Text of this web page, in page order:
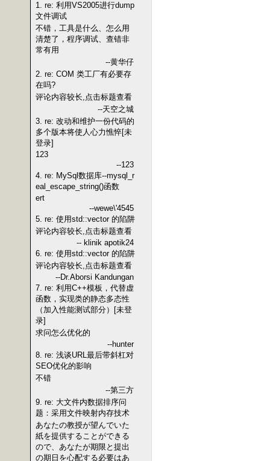
1. re: 利用VS2005进行dump
文件调试
不错，工具是什么、怎么用
清楚了，程序调试、查错非
常有用
--黄华仔
2. re: COM 类工厂有必要存
在吗?
评论内容较长,点击标题查看
--天空之城
3. re: 改动和维护一份代码的
多个版本将使人心力憔悴[未
登录]
123
--123
4. re: MySql数据库--mysql_r
eal_escape_string()函数
ert
--wewe\'4545
5. re: 使用std::vector 的陷阱
评论内容较长,点击标题查看
-- klinik apotik24
6. re: 使用std::vector 的陷阱
评论内容较长,点击标题查看
--Dr.Aborsi Kandungan
7. re: 利用C++模板，代替虚
函数，实现类的静态多态性
（加入性能测试部分）[未登
录]
求问怎么优化的
--hunter
8. re: 浅谈URL最后带斜杠对
SEO优化的影响
不错
--第三方
9. re: 大文件内数据排序问
题：采用文件映射内存技术
あなたの教授が望んでいた
紙を提供することができる
ので、あなたが期限と提出
の期日を心配する必要はあ